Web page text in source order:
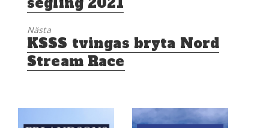
Nästa
Nästa
inlägg:
KSSS tvingas bryta Nord
Stream Race